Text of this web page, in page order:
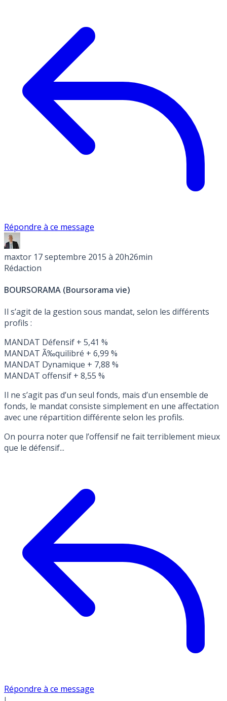
Répondre à ce message
maxtor 17 septembre 2015 à 20h26min
Rédaction
BOURSORAMA (Boursorama vie)
Il s’agit de la gestion sous mandat, selon les différents
profils :
MANDAT Défensif + 5,41 %
MANDAT Ã‰quilibré + 6,99 %
MANDAT Dynamique + 7,88 %
MANDAT offensif + 8,55 %
Il ne s’agit pas d’un seul fonds, mais d’un ensemble de
fonds, le mandat consiste simplement en une affectation
avec une répartition différente selon les profils.
On pourra noter que l’offensif ne fait terriblement mieux
que le défensif...
Répondre à ce message